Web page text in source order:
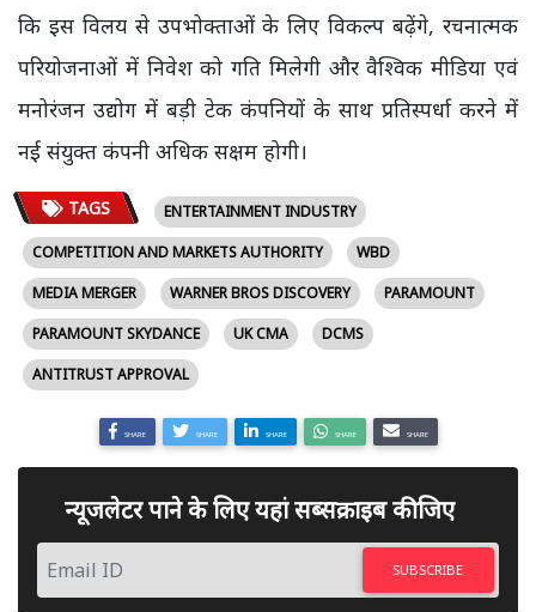
कि इस विलय से उपभोक्ताओं के लिए विकल्प बढ़ेंगे, रचनात्मक
परियोजनाओं में निवेश को गति मिलेगी और वैश्विक मीडिया एवं
मनोरंजन उद्योग में बड़ी टेक कंपनियों के साथ प्रतिस्पर्धा करने में
नई संयुक्त कंपनी अधिक सक्षम होगी।
TAGS
ENTERTAINMENT INDUSTRY
COMPETITION AND MARKETS AUTHORITY
WBD
MEDIA MERGER
WARNER BROS DISCOVERY
PARAMOUNT
PARAMOUNT SKYDANCE
UK CMA
DCMS
ANTITRUST APPROVAL
SHARE SHARE SHARE SHARE SHARE
न्यूजलेटर पाने के लिए यहां सब्सक्राइब कीजिए
SUBSCRIBE